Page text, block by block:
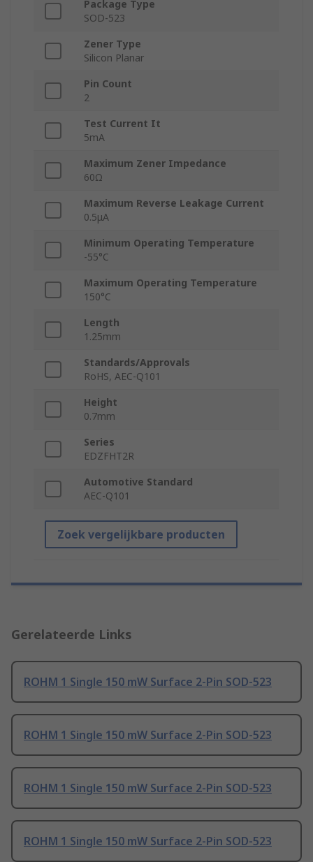
Package Type
SOD-523
Zener Type
Silicon Planar
Pin Count
2
Test Current It
5mA
Maximum Zener Impedance
60Ω
Maximum Reverse Leakage Current
0.5μA
Minimum Operating Temperature
-55°C
Maximum Operating Temperature
150°C
Length
1.25mm
Standards/Approvals
RoHS, AEC-Q101
Height
0.7mm
Series
EDZFHT2R
Automotive Standard
AEC-Q101
Zoek vergelijkbare producten
Gerelateerde Links
ROHM 1 Single 150 mW Surface 2-Pin SOD-523
ROHM 1 Single 150 mW Surface 2-Pin SOD-523
ROHM 1 Single 150 mW Surface 2-Pin SOD-523
ROHM 1 Single 150 mW Surface 2-Pin SOD-523